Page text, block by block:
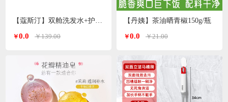
￥0.0 ￥139.00
【丹姨】茶油晒青椒150g/瓶
￥0.0 ￥21.00